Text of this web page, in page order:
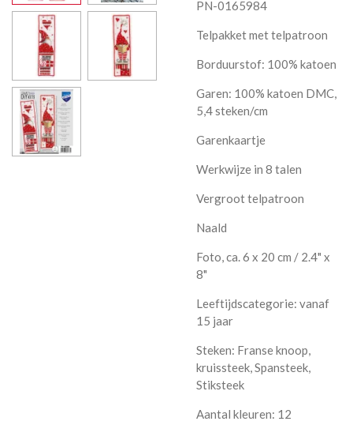
PN-0165984
Telpakket met telpatroon
Borduurstof: 100% katoen
Garen: 100% katoen DMC,
5,4 steken/cm
Garenkaartje
Werkwijze in 8 talen
Vergroot telpatroon
Naald
Foto, ca. 6 x 20 cm / 2.4" x
8"
Leeftijdscategorie: vanaf
15 jaar
Steken: Franse knoop,
kruissteek, Spansteek,
Stiksteek
Aantal kleuren: 12